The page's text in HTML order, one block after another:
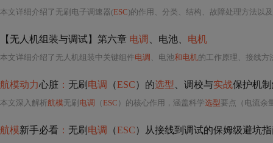
本文详细介绍了无刷电子调速器(ESC)的作用、分类、结构、故障处理方法以及
【无人机组装与调试】第六章 电调 、电池、 电机
本文详细介绍了无人机组装中关键组件电调 、电池和电机的工作原理、接线方
航模动力心脏 ： 无刷 电调 （ESC）的选型 、调校与实战保护机
本文深入解析航模无刷 电调 （ESC ）的核心作用，涵盖科学选型要点（电流余量、BEC电压配置、程序协议适配）、精细化调校方法（油门校准、
航模新手必看 ： 无刷 电调 （ESC）从接线到调试的保姆级避坑